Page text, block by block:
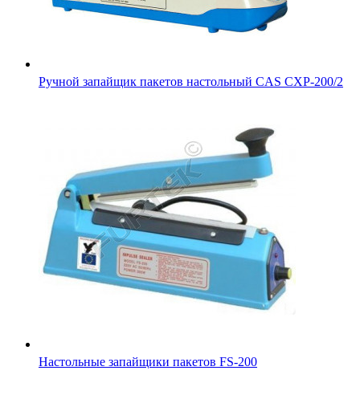
Ручной запайщик пакетов настольный CAS CXP-200/2
Настольные запайщики пакетов FS-200